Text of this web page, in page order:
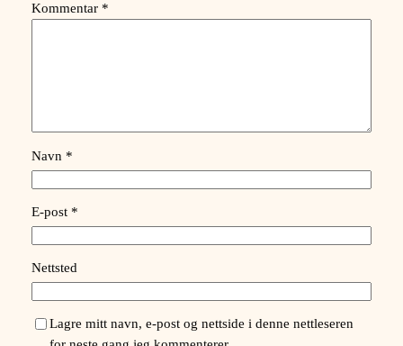
Kommentar *
Navn *
E-post *
Nettsted
Lagre mitt navn, e-post og nettside i denne nettleseren